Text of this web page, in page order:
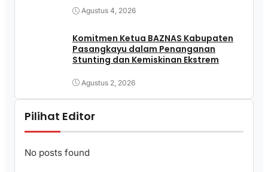
Agustus 4, 2026
Komitmen Ketua BAZNAS Kabupaten
Pasangkayu dalam Penanganan
Stunting dan Kemiskinan Ekstrem
Agustus 2, 2026
Pilihat Editor
No posts found